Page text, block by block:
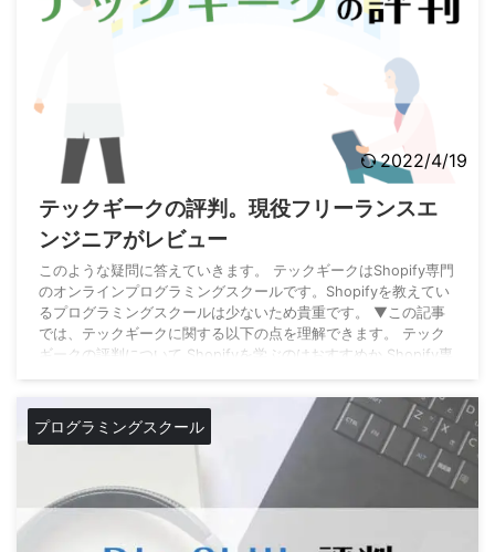
2022/4/19
テックギークの評判。現役フリーランスエ
ンジニアがレビュー
このような疑問に答えていきます。 テックギークはShopify専門
のオンラインプログラミングスクールです。Shopifyを教えてい
るプログラミングスクールは少ないため貴重です。 ▼この記事
では、テックギークに関する以下の点を理解できます。 テック
ギークの評判について Shopifyを学ぶのはおすすめか Shopify専
までご覧になってください。 テックギークの評判が高い点 現役
フリーランスエンジニアの僕がテックギークで学ぶとこんなとこ
ろがいいと感じ ...
プログラミングスクール